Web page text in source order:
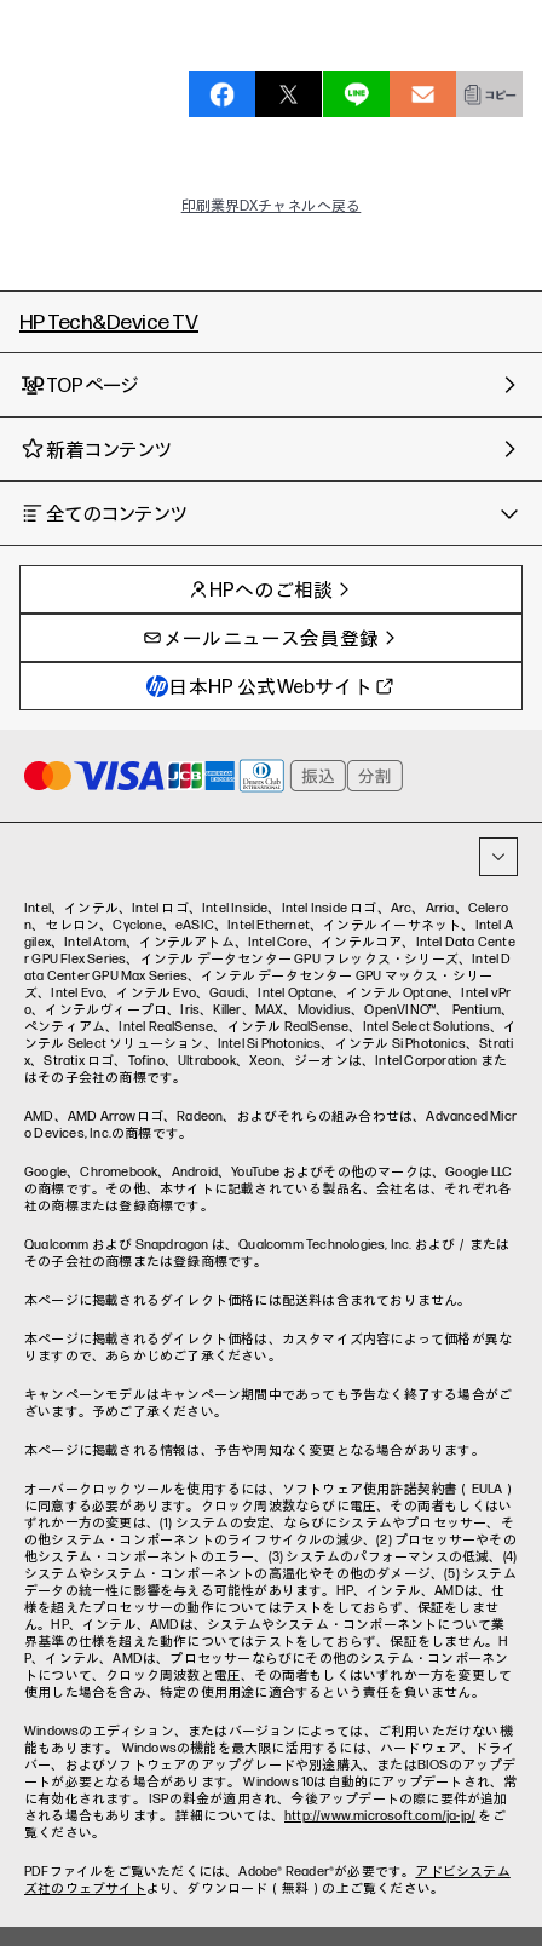
印刷業界DXチャネルへ戻る
HP Tech&Device TV
TOPページ
新着コンテンツ
全てのコンテンツ
AIの進化と活用事例
製品トレンド & レビュー
サイバーセキュリティ
教育とテクノロジー
ハイブリッドワーク
プリンター
事例
イベントレポート
AI PC
AIワークステーション
Poly
WXP（DEXツール）
タグ一覧
HPへのご相談
メールニュース会員登録
日本HP 公式Webサイト
Intel、インテル、Intel ロゴ、Intel Inside、Intel Inside ロゴ、Arc、Arria、Celero
n、セレロン、Cyclone、eASIC、Intel Ethernet、インテル イーサネット、Intel A
gilex、Intel Atom、インテルアトム、Intel Core、インテルコア、Intel Data Cente
r GPU Flex Series、インテル データセンター GPU フレックス・シリーズ、Intel D
ata Center GPU Max Series、インテル データセンター GPU マックス・シリー
ズ、Intel Evo、インテル Evo、Gaudi、Intel Optane、インテル Optane、Intel vPr
o、インテルヴィープロ、Iris、Killer、MAX、Movidius、OpenVINO™、 Pentium、
ペンティアム、Intel RealSense、インテル RealSense、Intel Select Solutions、イ
ンテル Select ソリューション、Intel Si Photonics、インテル Si Photonics、Strati
x、Stratix ロゴ、Tofino、Ultrabook、Xeon、ジーオンは、Intel Corporation また
はその子会社の商標です。
AMD、AMD Arrowロゴ、Radeon、およびそれらの組み合わせは、Advanced Micr
o Devices, Inc.の商標です。
Google、Chromebook、Android、YouTube およびその他のマークは、Google LLC
の商標です。その他、本サイトに記載されている製品名、会社名は、それぞれ各
社の商標または登録商標です。
Qualcomm および Snapdragon は、Qualcomm Technologies, Inc. および／または
その子会社の商標または登録商標です。
本ページに掲載されるダイレクト価格には配送料は含まれておりません。
本ページに掲載されるダイレクト価格は、カスタマイズ内容によって価格が異な
りますので、あらかじめご了承ください。
キャンペーンモデルはキャンペーン期間中であっても予告なく終了する場合がご
ざいます。予めご了承ください。
本ページに掲載される情報は、予告や周知なく変更となる場合があります。
オーバークロックツールを使用するには、ソフトウェア使用許諾契約書（EULA）
に同意する必要があります。クロック周波数ならびに電圧、その両者もしくはい
ずれか一方の変更は、(1) システムの安定、ならびにシステムやプロセッサー、そ
の他システム・コンポーネントのライフサイクルの減少、(2) プロセッサーやその
他システム・コンポーネントのエラー、(3) システムのパフォーマンスの低減、(4)
システムやシステム・コンポーネントの高温化やその他のダメージ、(5) システム
データの統一性に影響を与える可能性があります。HP、インテル、AMDは、仕
様を超えたプロセッサーの動作についてはテストをしておらず、保証をしませ
ん。HP、インテル、AMDは、システムやシステム・コンポーネントについて業
界基準の仕様を超えた動作についてはテストをしておらず、保証をしません。H
P、インテル、AMDは、プロセッサーならびにその他のシステム・コンポーネン
トについて、クロック周波数と電圧、その両者もしくはいずれか一方を変更して
使用した場合を含み、特定の使用用途に適合するという責任を負いません。
Windowsのエディション、またはバージョンによっては、ご利用いただけない機
能もあります。 Windowsの機能を最大限に活用するには、ハードウェア、ドライ
バー、およびソフトウェアのアップグレードや別途購入、またはBIOSのアップデ
ートが必要となる場合があります。 Windows 10は自動的にアップデートされ、常
に有効化されます。 ISPの料金が適用され、今後アップデートの際に要件が追加
される場合もあります。 詳細については、 http://www.microsoft.com/ja-jp/ をご
覧ください。
PDFファイルをご覧いただくには、Adobe® Reader®が必要です。 アドビシステム
ズ社のウェブサイト より、ダウンロード（無料）の上ご覧ください。